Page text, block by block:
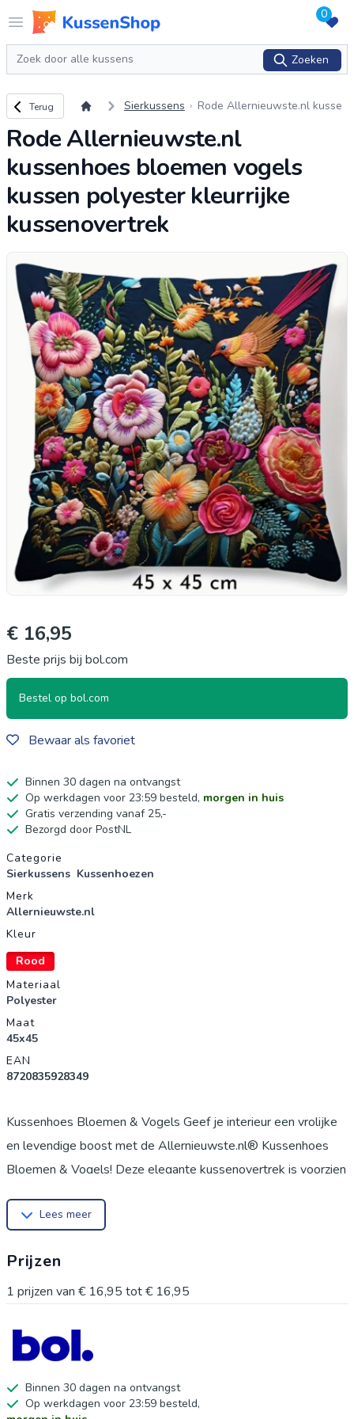
Open menu
Logo www.kussenshop.nl 0
Zoeken
Zoeken
Terug naar overzicht
Terug Sierkussens
Rode Allernieuwste.nl kusse
n polyester kleurrijke kussen
Rode Allernieuwste.nl
kussenhoes bloemen vogels
kussen polyester kleurrijke
kussenovertrek
€ 16,95
Beste prijs bij bol.com
Bestel op bol.com
Bewaar als favoriet
Binnen 30 dagen na ontvangst
Op werkdagen voor 23:59 besteld, morgen in huis
Gratis verzending vanaf 25,-
Bezorgd door PostNL
Productgegevens
Categorie
Sierkussens Kussenhoezen
Merk
Allernieuwste.nl
Kleur
Rood
Materiaal
Polyester
Maat
45x45
EAN
8720835928349
Kussenhoes Bloemen & Vogels Geef je interieur een vrolijke
en levendige boost met de Allernieuwste.nl® Kussenhoes
Bloemen & Vogels! Deze elegante kussenovertrek is voorzien
vogels, wat direct een natuurlijke en artistieke sfeer aan je
bank, bed, stoel of fauteuil – en een echte eyecatcher voor
iedereen die houdt van botanische prints en natuurdecoratie.
kussenhoes is vervaardigd uit hoogwaardig polyester. Het
materiaal voelt zacht aan, is duurzaam, slijtvast en kleurvast –
ideaal voor intensief dagelijks gebruik. Zelfs na veelvuldig
wassen behoudt de hoes zijn vorm en frisse kleuren.
Lees meer
Prijzen
1 prijzen van € 16,95 tot€ 16,95
Binnen 30 dagen na ontvangst
Op werkdagen voor 23:59 besteld,